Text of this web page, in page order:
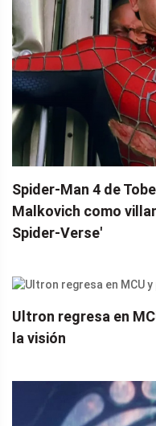
Spider-Man 4 de
Malkovich como
Spider-Verse'
Ultron regresa en
la visión